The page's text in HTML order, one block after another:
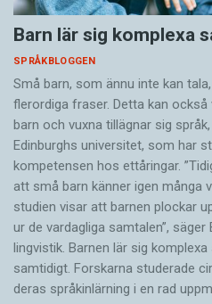
Barn lär sig komplexa
SPRÅKBLOGGEN
Små barn, som ännu inte kan
flerordiga fraser. Detta kan också
barn och vuxna tillägnar sig
Edinburghs universitet, som har
kompetensen hos ettåringar.
att små barn känner igen många
studien visar att barnen plockar
ur de vardagliga samtalen”,
lingvistik. Barnen lär sig
samtidigt. Forskarna studerade
deras språkinlärning i en rad